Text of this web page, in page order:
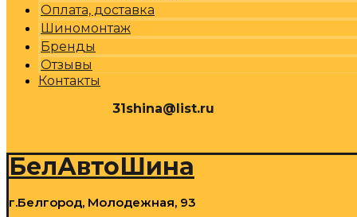
Оплата, доставка
Шиномонтаж
Бренды
Отзывы
Контакты
31shina@list.ru
БелАвтоШина
г.Белгород, Молодежная, 93